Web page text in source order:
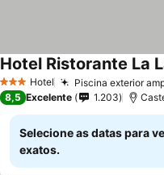
3 EstrelasHotel Piscina exterior
Hotel Ristorante La
8,5 Excelente 1.203
Selecione as datas para
exatos.